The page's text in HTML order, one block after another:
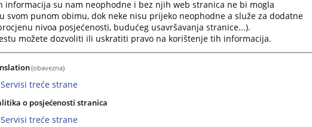
институција БиХ
информацијама
informacija su nam neophodne i bez njih web stranica ne bi mogla
svom punom obimu, dok neke nisu prijeko neophodne a služe za dodatne
nivoa posjećenosti, budućeg usavršavanja stranice...).
možete dozvoliti ili uskratiti pravo na korištenje tih informacija.
(obavezna)
Servisi treće strane
o posjećenosti stranica
Servisi treće strane